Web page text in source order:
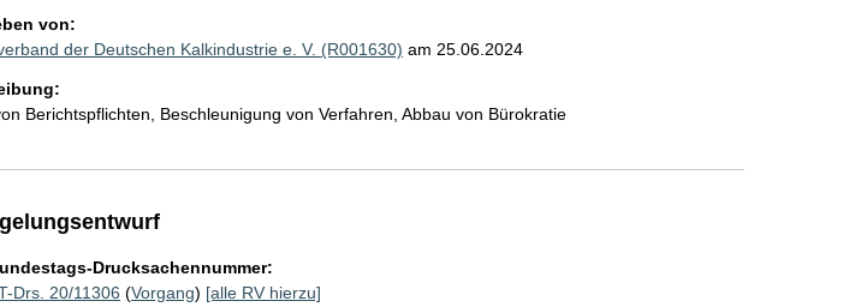
von:
der Deutschen Kalkindustrie e. V. (R001630) am 25.06.2024
Berichtspflichten, Beschleunigung von Verfahren, Abbau von Bürokratie
Drucksachennummer:
Drs. 20/11306 (Vorgang) [alle RV hierzu]